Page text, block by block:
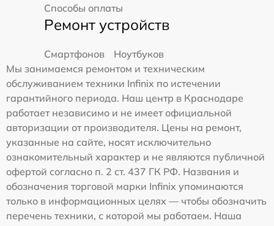
Способы оплаты
Ремонт устройств
Смартфонов
Ноутбуков
Мы занимаемся ремонтом и техническим
обслуживанием техники Infinix по истечении
гарантийного периода. Наш центр в Краснодаре
работает независимо и не имеет официальной
авторизации от производителя. Цены на ремонт,
указанные на сайте, носят исключительно
ознакомительный характер и не являются публичной
офертой согласно п. 2 ст. 437 ГК РФ. Названия и
обозначения торговой марки Infinix упоминаются
только в информационных целях — чтобы обозначить
перечень техники, с которой мы работаем. Наша